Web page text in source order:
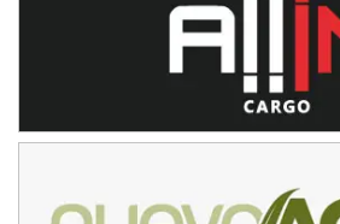
COBERTURA ESPECIAL DE E-KART.COM.AR
IAME SERIES ARGENTINA 6
Trenque Lauquen (Buenos Aires)